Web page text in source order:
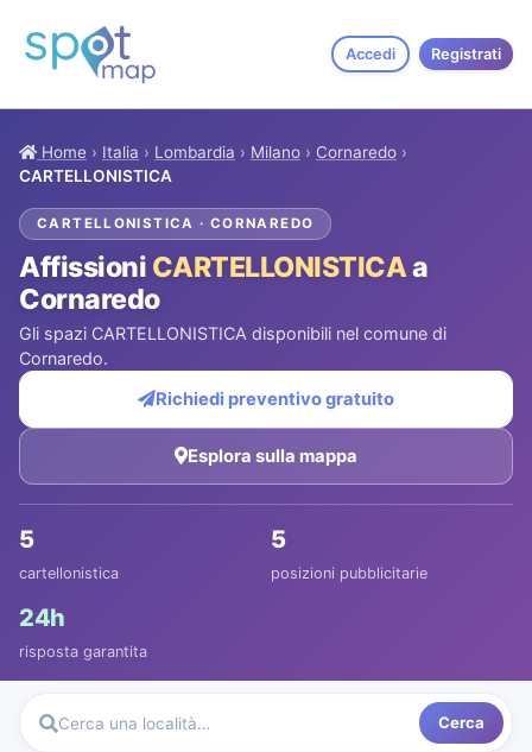
Accedi Registrati
Home › Italia › Lombardia › Milano › Cornaredo ›
CARTELLONISTICA
CARTELLONISTICA · CORNAREDO
Affissioni CARTELLONISTICAa
Cornaredo
Gli spazi CARTELLONISTICA disponibili nel comune di
Cornaredo.
Richiedi preventivo gratuito
Esplora sulla mappa
5
cartellonistica
5
posizioni pubblicitarie
24h
risposta garantita
Cerca una località… Cerca